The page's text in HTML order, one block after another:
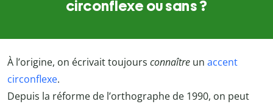
circonflexe ou sans ?
À l’origine, on écrivait toujours connaître un accent
circonflexe.
Depuis la réforme de l’orthographe de 1990, on peut